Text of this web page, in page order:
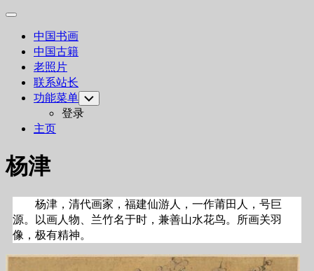
Expand
中国书画
中国古籍
老照片
联系站长
功能菜单 Toggle
Child
登录
主页
杨津
杨津，清代画家，福建仙游人，一作莆田人，号巨
源。以画人物、兰竹名于时，兼善山水花鸟。所画关羽
像，极有精神。